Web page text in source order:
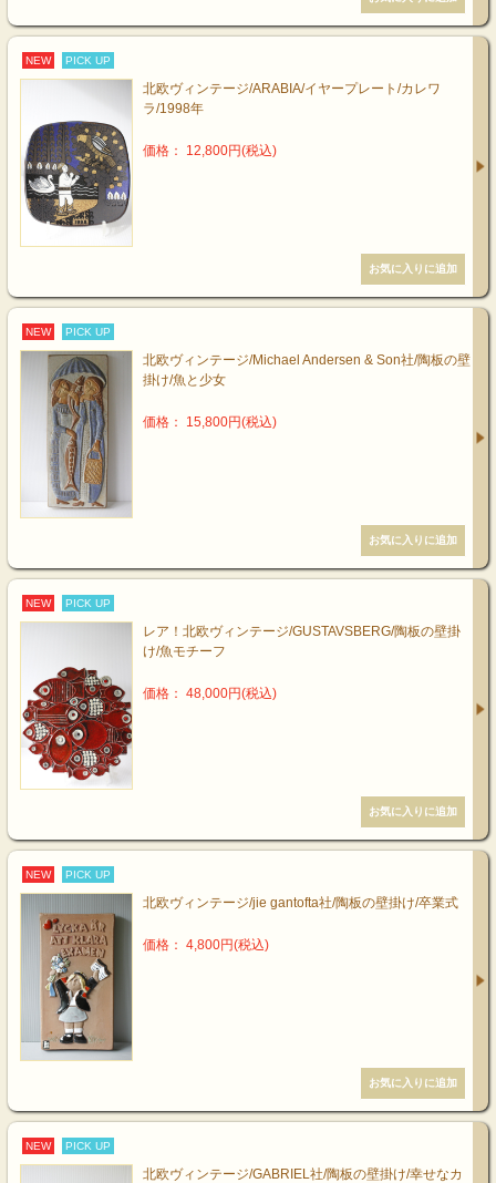
NEW PICK UP
北欧ヴィンテージ/ARABIA/イヤープレート/カレワ
ラ/1998年
価格： 12,800円(税込)
NEW PICK UP
北欧ヴィンテージ/Michael Andersen & Son社/陶板の壁
掛け/魚と少女
価格： 15,800円(税込)
NEW PICK UP
レア！北欧ヴィンテージ/GUSTAVSBERG/陶板の壁掛
け/魚モチーフ
価格： 48,000円(税込)
NEW PICK UP
北欧ヴィンテージ/jie gantofta社/陶板の壁掛け/卒業式
価格： 4,800円(税込)
NEW PICK UP
北欧ヴィンテージ/GABRIEL社/陶板の壁掛け/幸せなカ